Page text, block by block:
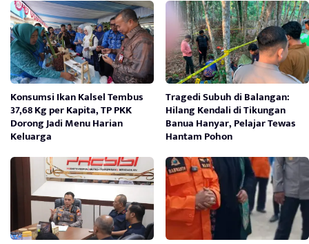
Konsumsi Ikan Kalsel Tembus
37,68 Kg per Kapita, TP PKK
Dorong Jadi Menu Harian
Keluarga
Tragedi Subuh di Balangan:
Hilang Kendali di Tikungan
Banua Hanyar, Pelajar Tewas
Hantam Pohon